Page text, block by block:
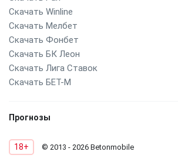
Скачать Winline
Скачать Мелбет
Скачать Фонбет
Скачать БК Леон
Скачать Лига Ставок
Скачать БЕТ-М
Прогнозы
18+ © 2013 - 2026 Betonmobile